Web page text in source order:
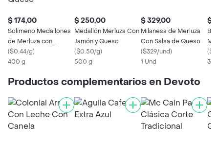
$ 174,00
Solimeno Medallones
de Merluza con
Espinaca y Queso
($0.44/g)
400 g
$ 250,00
Medallón Merluza Con
Jamón y Queso
($0.50/g)
500 g
$ 329,00
Milanesa de Merluza
Con Salsa de Queso
($329/und)
1 Und
$
(
Productos complementarios en Devoto